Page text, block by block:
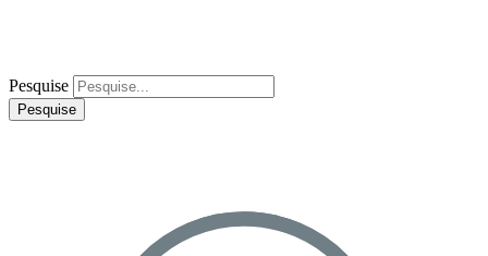
Pesquise
Pesquise